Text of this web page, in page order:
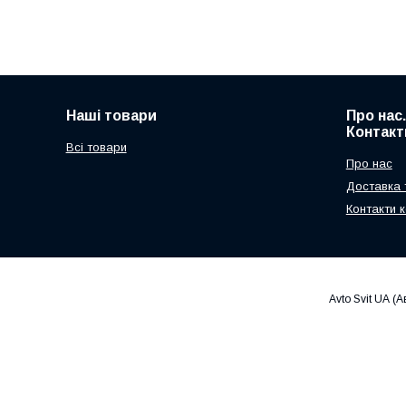
Наші товари
Всі товари
Про
Про нас
Доставка
Контакти